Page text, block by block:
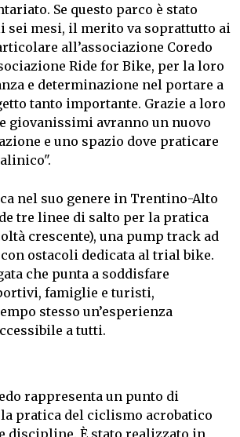
Se questo parco è stato
sei mesi, il merito va soprattutto ai
all’associazione Coredo
Ride for Bike, per la loro
e determinazione nel portare a
tanto importante. Grazie a loro
giovanissimi avranno un nuovo
e uno spazio dove praticare
nel suo genere in Trentino-Alto
tre linee di salto per la pratica
crescente), una pump track ad
con ostacoli dedicata al trial bike.
che punta a soddisfare
famiglie e turisti,
stesso un’esperienza
a tutti.
rappresenta un punto di
pratica del ciclismo acrobatico
discipline. È stato realizzato in